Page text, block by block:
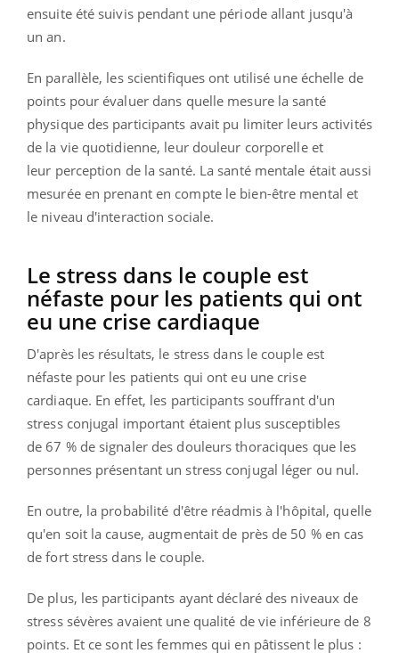
ensuite été suivis pendant une période allant jusqu'à
un an.
En parallèle, les scientifiques ont utilisé une échelle de
points pour évaluer dans quelle mesure la santé
physique des participants avait pu limiter leurs activités
de la vie quotidienne, leur douleur corporelle et
leur perception de la santé. La santé mentale était aussi
mesurée en prenant en compte le bien-être mental et
le niveau d'interaction sociale.
Le stress dans le couple est
néfaste pour les patients qui ont
eu une crise cardiaque
D'après les résultats, le stress dans le couple est
néfaste pour les patients qui ont eu une crise
cardiaque. En effet, les participants souffrant d'un
stress conjugal important étaient plus susceptibles
de 67 % de signaler des douleurs thoraciques que les
personnes présentant un stress conjugal léger ou nul.
En outre, la probabilité d'être réadmis à l'hôpital, quelle
qu'en soit la cause, augmentait de près de 50 % en cas
de fort stress dans le couple.
De plus, les participants ayant déclaré des niveaux de
stress sévères avaient une qualité de vie inférieure de 8
points. Et ce sont les femmes qui en pâtissent le plus :